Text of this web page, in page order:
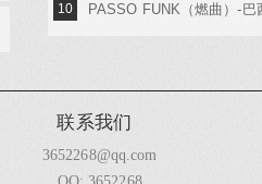
10 PASSO FUNK（燃曲）-巴
联系我们
3652268@qq.com